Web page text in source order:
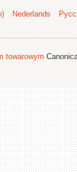
Nederlands
towarowym